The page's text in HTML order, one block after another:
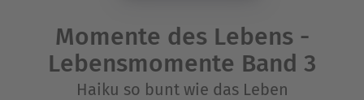
Momente des Lebens -
Lebensmomente Band 3
Haiku so bunt wie das Leben